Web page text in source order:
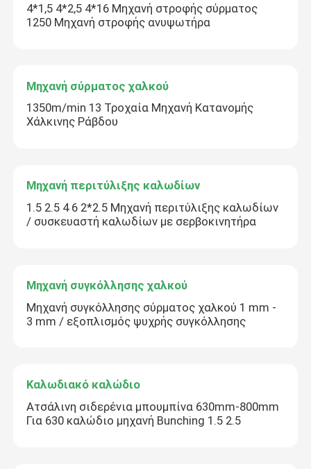
4*1,5 4*2,5 4*16 Μηχανή στροφής σύρματος
1250 Μηχανή στροφής ανυψωτήρα
Μηχανή σύρματος χαλκού
1350m/min 13 Τροχαία Μηχανή Κατανομής
Χάλκινης Ράβδου
Μηχανή περιτύλιξης καλωδίων
1.5 2.5 4 6 2*2.5 Μηχανή περιτύλιξης καλωδίων
/ συσκευαστή καλωδίων με σερβοκινητήρα
Μηχανή συγκόλλησης χαλκού
Μηχανή συγκόλλησης σύρματος χαλκού 1 mm -
3 mm / εξοπλισμός ψυχρής συγκόλλησης
Καλωδιακό καλώδιο
Ατσάλινη σιδερένια μπουμπίνα 630mm-800mm
Για 630 καλώδιο μηχανή Bunching 1.5 2.5